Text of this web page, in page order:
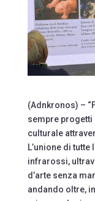
(Adnkronos) –
sempre
culturale
L’unione di
infrarossi,
d’arte senza
andando oltre,